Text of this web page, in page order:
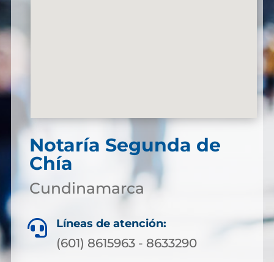
Notaría Segunda de
Chía
Cundinamarca
 Líneas de atención:
(601) 8615963 - 8633290